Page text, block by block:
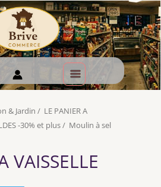
& Jardin / LE PANIER A
-30% et plus/ Moulin à sel
VAISSELLE